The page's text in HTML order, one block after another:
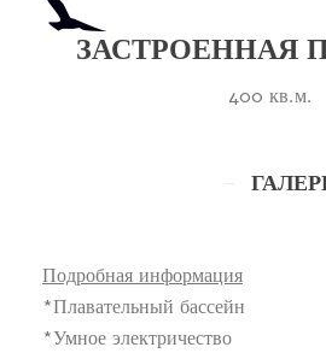
ЗАСТРОЕННАЯ
400 кв.м.
Подробная информация
*Плавательный бассейн
*Умное электричество